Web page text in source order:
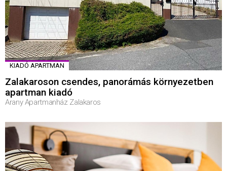
KIADÓ APARTMAN
Zalakaroson csendes, panorámás környezetben
apartman kiadó
Arany Apartmanház Zalakaros